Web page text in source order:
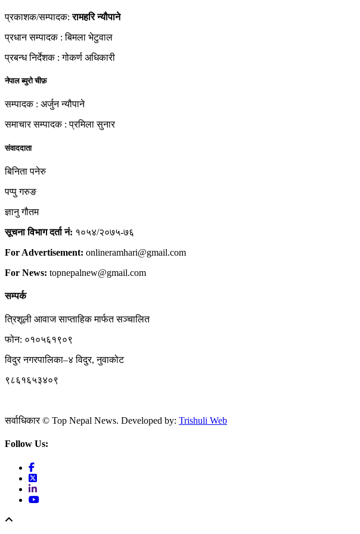
प्रकाशक/सम्पादक:रामहरि न्यौपाने
प्रधान सम्पादक : बिमला भेटुवाल
प्रबन्ध निर्देशक : गोकर्ण अधिकारी
नेपाल ब्युरो चीफ़
सम्पादक : अर्जुन न्यौपाने
समाचार सम्पादक : प्रमिला सुनार
संवाददाता
बिनिता पनेरु
पप्पु गरुङ
ज्ञानु गौतम
सूचना विभाग दर्ता नं: १०५४/२०७५-७६
For Advertisement: onlineramhari@gmail.com
For News: topnepalnew@gmail.com
सम्पर्क
त्रिशूली आवाज साप्ताहिक मार्फत सञ्चालित
फोन: ०१०५६१९०९
विदुर नगरपालिका–४ विदुर, नुवाकोट
९८६१६५३४०९
सर्वाधिकार © Top Nepal News. Developed by: Trishuli Web
Follow Us: